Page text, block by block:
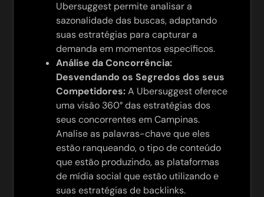
Ubersuggest permite analisar a
sazonalidade das buscas, adaptando
suas estratégias para capturar a
demanda em momentos específicos.
Análise da Concorrência:
Desvendando os Segredos dos seus
Competidores:A Ubersuggest oferece
uma visão 360° das estratégias dos
seus concorrentes em Campinas.
Analise as palavras-chave que eles
estão ranqueando, o tipo de conteúdo
que estão produzindo, as plataformas
de mídia social que estão utilizando e
suas estratégias de backlinks.